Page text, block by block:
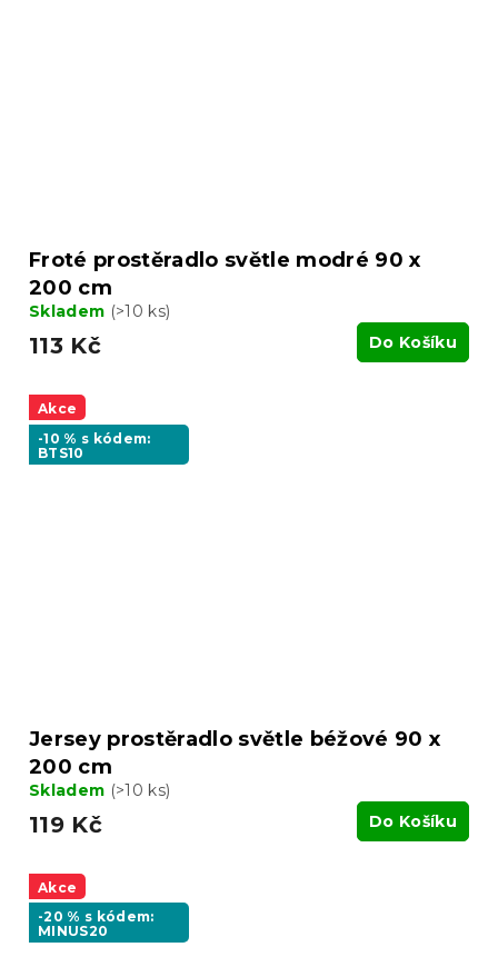
Froté prostěradlo světle modré 90 x
200 cm
Skladem (>10 ks)
113 Kč Do Košíku
Akce
-10 % s kódem:
BTS10
Jersey prostěradlo světle béžové 90 x
200 cm
Skladem (>10 ks)
119 Kč Do Košíku
Akce
-20 % s kódem:
MINUS20